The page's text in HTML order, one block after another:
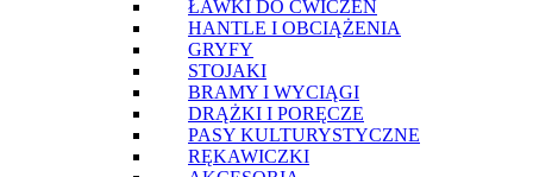
ŁAWKI DO ĆWICZEŃ
HANTLE I OBCIĄŻENIA
GRYFY
STOJAKI
BRAMY I WYCIĄGI
DRĄŻKI I PORĘCZE
PASY KULTURYSTYCZNE
RĘKAWICZKI